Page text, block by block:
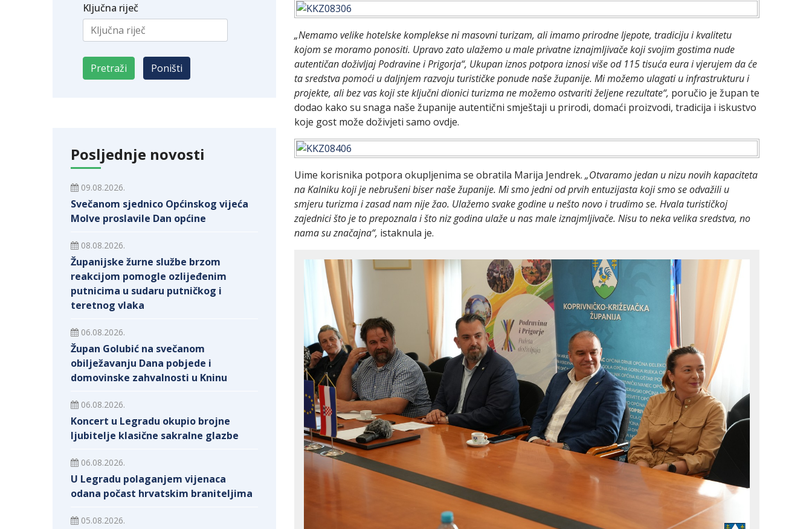
Ključna riječ
Posljednje novosti
09.08.2026.
Svečanom sjednico Općinskog vijeća
Molve proslavile Dan općine
08.08.2026.
Županijske žurne službe brzom
reakcijom pomogle ozlijeđenim
putnicima u sudaru putničkog i
teretnog vlaka
06.08.2026.
Župan Golubić na svečanom
obilježavanju Dana pobjede i
domovinske zahvalnosti u Kninu
06.08.2026.
Koncert u Legradu okupio brojne
ljubitelje klasične sakralne glazbe
06.08.2026.
U Legradu polaganjem vijenaca
odana počast hrvatskim braniteljima
05.08.2026.
„Nemamo velike hotelske komplekse ni masovni turizam, ali imamo prirodne ljepote, tradiciju i kvalitetu
kojom se moramo ponositi. Upravo zato ulažemo u male privatne iznajmljivače koji svojim gostima nude
autentičan doživljaj Podravine i Prigorja“, Ukupan iznos potpora iznosi više od 115 tisuća eura i vjerujem da će
ta sredstva pomoći u daljnjem razvoju turističke ponude naše županije. Mi možemo ulagati u infrastrukturu i
projekte, ali bez vas koji ste ključni dionici turizma ne možemo ostvariti željene rezultate“, poručio je župan te
dodao kako su snaga naše županije autentični smještaji u prirodi, domaći proizvodi, tradicija i iskustvo
koje gost može doživjeti samo ovdje.
Uime korisnika potpora okupljenima se obratila Marija Jendrek. „Otvaramo jedan u nizu novih kapaciteta
na Kalniku koji je nebrušeni biser naše županije. Mi smo jedni od prvih entuzijasta koji smo se odvažili u
smjeru turizma i zasad nam nije žao. Ulažemo svake godine u nešto novo i trudimo se. Hvala turističkoj
zajednici što je to prepoznala i što niz godina ulaže u nas male iznajmljivače. Nisu to neka velika sredstva, no
nama su značajna“, istaknula je.